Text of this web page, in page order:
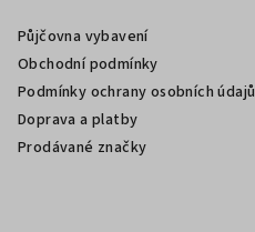
Půjčovna vybavení
Obchodní podmínky
Podmínky ochrany osobních údajů
Doprava a platby
Prodávané značky